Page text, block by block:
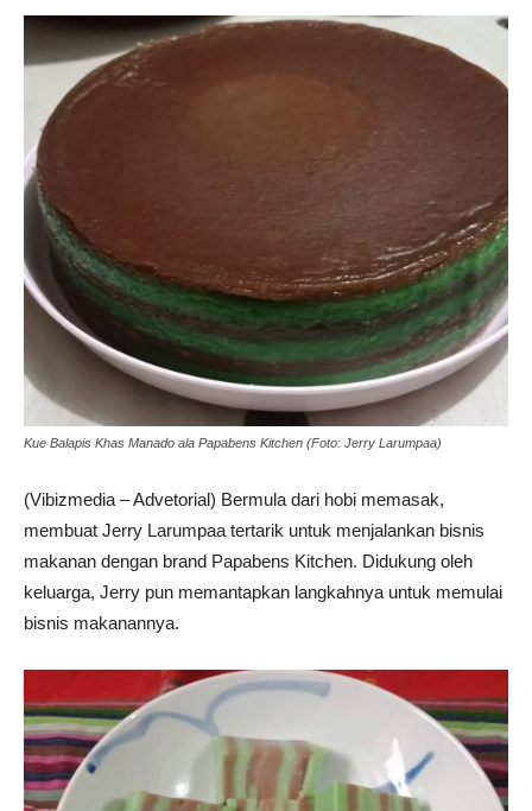
Kue Balapis Khas Manado ala Papabens Kitchen (Foto: Jerry Larumpaa)
(Vibizmedia – Advetorial) Bermula dari hobi memasak,
membuat Jerry Larumpaa tertarik untuk menjalankan bisnis
makanan dengan brand Papabens Kitchen. Didukung oleh
keluarga, Jerry pun memantapkan langkahnya untuk memulai
bisnis makanannya.